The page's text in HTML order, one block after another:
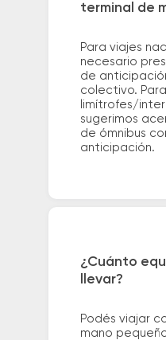
terminal de
Para viajes
necesario
de
colectivo.
limítrofes/
sugerimos
de ómnibus
anticipación.
¿Cuánto
llevar?
Podés viajar
mano